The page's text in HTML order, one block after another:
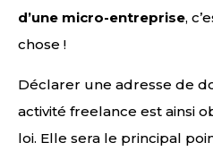
d’une micro-entreprise,
chose !
Déclarer une adresse de
activité freelance est ainsi
loi. Elle sera le principal